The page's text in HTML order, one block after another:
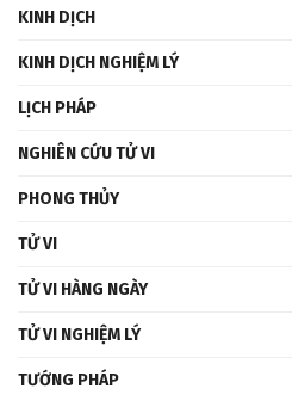
KINH DỊCH
KINH DỊCH NGHIỆM LÝ
LỊCH PHÁP
NGHIÊN CỨU TỬ VI
PHONG THỦY
TỬ VI
TỬ VI HÀNG NGÀY
TỬ VI NGHIỆM LÝ
TƯỚNG PHÁP